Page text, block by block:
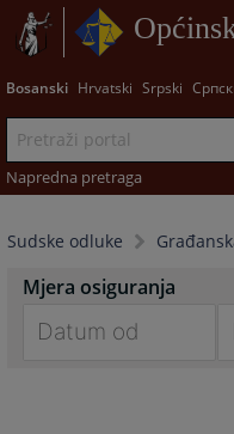
Bosanski Hrvatski Srpski
Napredna pretraga
Sudske odluke
Mjera osiguranja